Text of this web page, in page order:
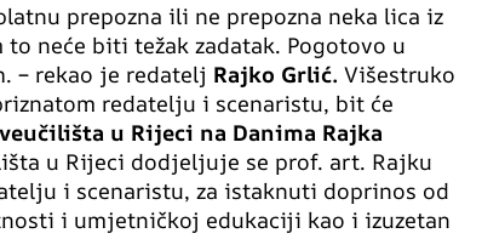
prepozna ili ne prepozna neka lica iz
neće biti težak zadatak. Pogotovo u
– rekao je redatelj Rajko Grlić. Višestruko
redatelju i scenaristu, bit će
u Rijeci na Danima Rajka
u Rijeci dodjeljuje se prof. art. Rajku
i scenaristu, za istaknuti doprinos od
i umjetničkoj edukaciji kao i izuzetan